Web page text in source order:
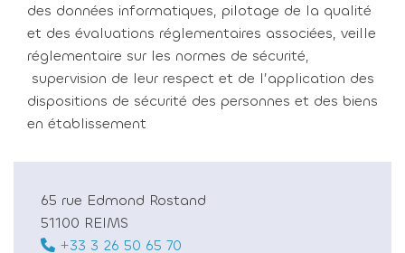
des données informatiques, pilotage de la qualité
et des évaluations réglementaires associées, veille
réglementaire sur les normes de sécurité,
supervision de leur respect et de l’application des
dispositions de sécurité des personnes et des biens
en établissement
65 rue Edmond Rostand
51100 REIMS
+33 3 26 50 65 70